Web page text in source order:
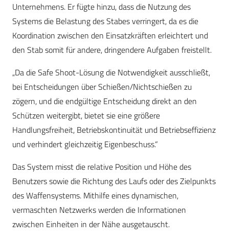
Unternehmens. Er fügte hinzu, dass die Nutzung des
Systems die Belastung des Stabes verringert, da es die
Koordination zwischen den Einsatzkräften erleichtert und
den Stab somit für andere, dringendere Aufgaben freistellt.
„Da die Safe Shoot-Lösung die Notwendigkeit ausschließt,
bei Entscheidungen über Schießen/Nichtschießen zu
zögern, und die endgültige Entscheidung direkt an den
Schützen weitergibt, bietet sie eine größere
Handlungsfreiheit, Betriebskontinuität und Betriebseffizienz
und verhindert gleichzeitig Eigenbeschuss.“
Das System misst die relative Position und Höhe des
Benutzers sowie die Richtung des Laufs oder des Zielpunkts
des Waffensystems. Mithilfe eines dynamischen,
vermaschten Netzwerks werden die Informationen
zwischen Einheiten in der Nähe ausgetauscht.